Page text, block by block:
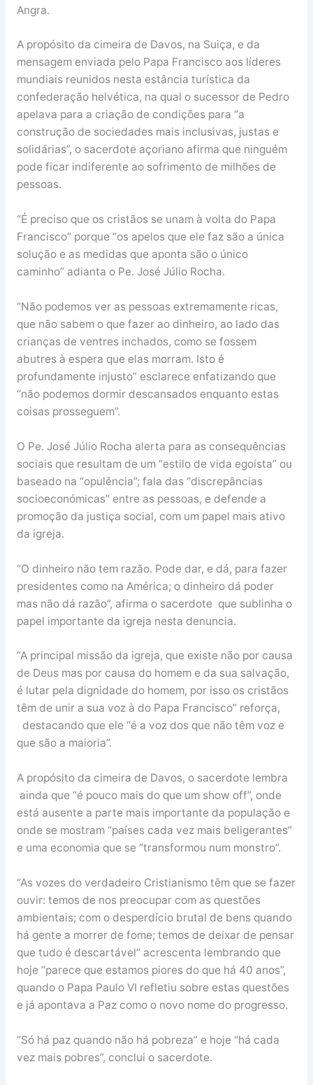
Angra.
A propósito da cimeira de Davos, na Suiça, e da
mensagem enviada pelo Papa Francisco aos líderes
mundiais reunidos nesta estância turística da
confederação helvética, na qual o sucessor de Pedro
apelava para a criação de condições para “a
construção de sociedades mais inclusivas, justas e
solidárias”, o sacerdote açoriano afirma que ninguém
pode ficar indiferente ao sofrimento de milhões de
pessoas.
“É preciso que os cristãos se unam à volta do Papa
Francisco” porque “os apelos que ele faz são a única
solução e as medidas que aponta são o único
caminho” adianta o Pe. José Júlio Rocha.
“Não podemos ver as pessoas extremamente ricas,
que não sabem o que fazer ao dinheiro, ao lado das
crianças de ventres inchados, como se fossem
abutres à espera que elas morram. Isto é
profundamente injusto” esclarece enfatizando que
“não podemos dormir descansados enquanto estas
coisas prosseguem”.
O Pe. José Júlio Rocha alerta para as consequências
sociais que resultam de um “estilo de vida egoísta” ou
baseado na “opulência”; fala das “discrepâncias
socioeconómicas” entre as pessoas, e defende a
promoção da justiça social, com um papel mais ativo
da igreja.
“O dinheiro não tem razão. Pode dar, e dá, para fazer
presidentes como na América; o dinheiro dá poder
mas não dá razão”, afirma o sacerdote que sublinha o
papel importante da igreja nesta denuncia.
“A principal missão da igreja, que existe não por causa
de Deus mas por causa do homem e da sua salvação,
é lutar pela dignidade do homem, por isso os cristãos
têm de unir a sua voz à do Papa Francisco” reforça,
destacando que ele “é a voz dos que não têm voz e
que são a maioria”.
A propósito da cimeira de Davos, o sacerdote lembra
ainda que “é pouco mais do que um show off”, onde
está ausente a parte mais importante da população e
onde se mostram “países cada vez mais beligerantes”
e uma economia que se “transformou num monstro”.
“As vozes do verdadeiro Cristianismo têm que se fazer
ouvir: temos de nos preocupar com as questões
ambientais; com o desperdício brutal de bens quando
há gente a morrer de fome; temos de deixar de pensar
que tudo é descartável” acrescenta lembrando que
hoje “parece que estamos piores do que há 40 anos”,
quando o Papa Paulo VI refletiu sobre estas questões
e já apontava a Paz como o novo nome do progresso.
“Só há paz quando não há pobreza” e hoje “há cada
vez mais pobres”, conclui o sacerdote.